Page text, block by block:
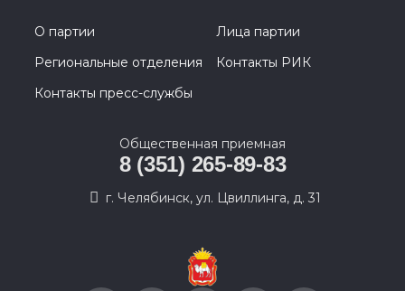
О партии
Лица партии
Региональные отделения
Контакты РИК
Контакты пресс-службы
Общественная приемная
8 (351) 265-89-83
г. Челябинск, ул. Цвиллинга, д. 31